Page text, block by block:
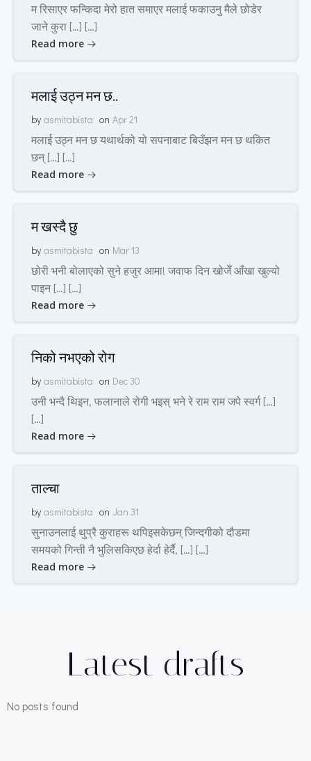
म रिसाएर फन्किदा मेरो हात समाएर मलाई फकाउनु मैले छोडेर
जाने कुरा […] […]
Read more
मलाई उठ्न मन छ..
by asmitabista on Apr 21
मलाई उठ्न मन छ यथार्थको यो सपनाबाट बिउँझन मन छ थकित
छन् […] […]
Read more
म खस्दै छु
by asmitabista on Mar 13
छोरी भनी बोलाएको सुने हजुर आमा! जवाफ दिन खोजेँ आँखा खुल्यो
पाइन […] […]
Read more
निको नभएको रोग
by asmitabista on Dec 30
उनी भन्दै थिइन, फलानाले रोगी भइस् भने रे राम राम जपे स्वर्ग […]
[…]
Read more
ताल्चा
by asmitabista on Jan 31
सुनाउनलाई थुप्रै कुराहरू थपिइसकेछन् जिन्दगीको दौडमा
समयको गिन्ती नै भुलिसकिएछ हेर्दा हेर्दै, […] […]
Read more
Latest drafts
No posts found